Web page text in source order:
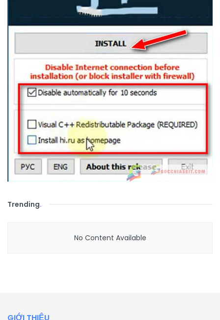
Trending.
No Content Available
GIỚI THIỆU